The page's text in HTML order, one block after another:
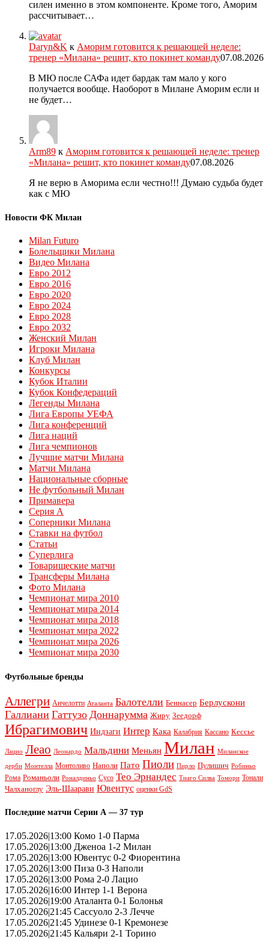
силен именно в этом компоненте. Кроме того, Аморим
рассчитывает…
Daryn&K к Аморим готовится к решающей неделе:
тренер «Милана» решит, кто покинет команду07.08.2026
В МЮ после САФа идет бардак там мало у кого
получается вообще. Наоборот в Милане Аморим если и
не будет…
Arm89 к Аморим готовится к решающей неделе: тренер
«Милана» решит, кто покинет команду07.08.2026
Я не верю в Аморима если честно!!! Думаю судьба будет
как с МЮ
Новости ФК Милан
Milan Futuro
Болельщики Милана
Видео Милана
Евро 2012
Евро 2016
Евро 2020
Евро 2024
Евро 2028
Евро 2032
Женский Милан
Игроки Милана
Клуб Милан
Конкурсы
Кубок Италии
Кубок Конфедераций
Легенды Милана
Лига Европы УЕФА
Лига конференций
Лига наций
Лига чемпионов
Лучшие матчи Милана
Матчи Милана
Национальные сборные
Не футбольный Милан
Примавера
Серия А
Соперники Милана
Ставки на футбол
Статьи
Суперлига
Товарищеские матчи
Трансферы Милана
Фото Милана
Чемпионат мира 2010
Чемпионат мира 2014
Чемпионат мира 2018
Чемпионат мира 2022
Чемпионат мира 2026
Чемпионат мира 2030
Футбольные бренды
Аллегри Анчелотти Аталанта Балотелли Беннасер Берлускони
Галлиани Гаттузо Доннарумма Жиру Зеедорф
Ибрагимович Индзаги Интер Кака Калабрия Кассано Кессье
Лацио Леао Леонардо Мальдини Меньян Милан Миланское
дерби Монтелла Монтоливо Наполи Пато Пиоли Пирло Пулишич Робиньо
Рома Романьоли Роналдиньо Сусо Тео Эрнандес Тиаго Силва Томори Тонали
Чалханоглу Эль-Шаарави Ювентус оценки GdS
Последние матчи Серии А — 37 тур
17.05.2026|13:00 Комо 1-0 Парма
17.05.2026|13:00 Дженоа 1-2 Милан
17.05.2026|13:00 Ювентус 0-2 Фиорентина
17.05.2026|13:00 Пиза 0-3 Наполи
17.05.2026|13:00 Рома 2-0 Лацио
17.05.2026|16:00 Интер 1-1 Верона
17.05.2026|19:00 Аталанта 0-1 Болонья
17.05.2026|21:45 Сассуоло 2-3 Лечче
17.05.2026|21:45 Удинезе 0-1 Кремонезе
17.05.2026|21:45 Кальяри 2-1 Торино